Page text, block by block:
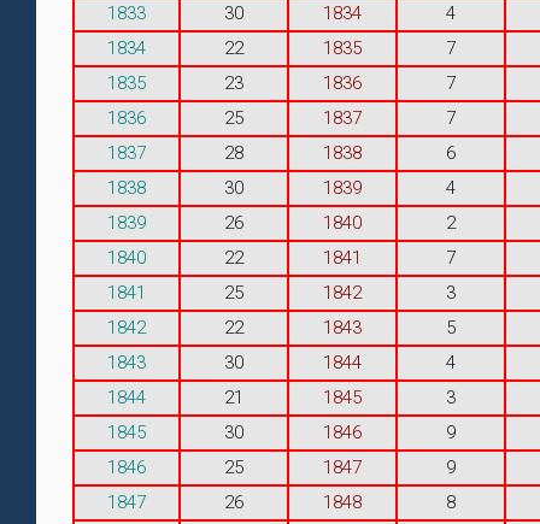
1833
30 1834
4
1834
22 1835
7
1835
23 1836
7
1836
25 1837
7
1837
28 1838
6
1838
30 1839
4
1839
26 1840
2
1840
22 1841
7
1841
25 1842
3
1842
22 1843
5
1843
30 1844
4
1844
21 1845
3
1845
30 1846
9
1846
25 1847
9
1847
26 1848
8